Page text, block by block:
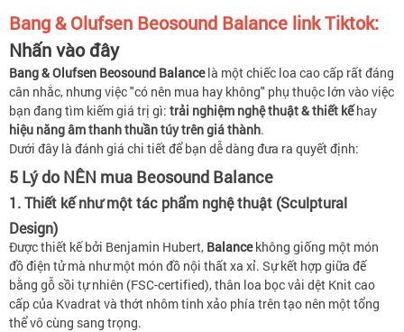
Bang & Olufsen Beosound Balance link Tiktok:
Nhấn vào đây
Bang & Olufsen Beosound Balancelà một chiếc loa cao cấp rất đáng
cân nhắc, nhưng việc "có nên mua hay không" phụ thuộc lớn vào việc
bạn đang tìm kiếm giá trị gì: trải nghiệm nghệ thuật & thiết kếhay
hiệu năng âm thanh thuần túy trên giá thành.
Dưới đây là đánh giá chi tiết để bạn dễ dàng đưa ra quyết định:
5 Lý do NÊN mua Beosound Balance
1. Thiết kế như một tác phẩm nghệ thuật (Sculptural
Design)
Được thiết kế bởi Benjamin Hubert, Balancekhông giống một món
đồ điện tử mà như một món đồ nội thất xa xỉ. Sự kết hợp giữa đế
bằng gỗ sồi tự nhiên (FSC-certified), thân loa bọc vải dệt Knit cao
cấp của Kvadrat và thớt nhôm tinh xảo phía trên tạo nên một tổng
thể vô cùng sang trọng.